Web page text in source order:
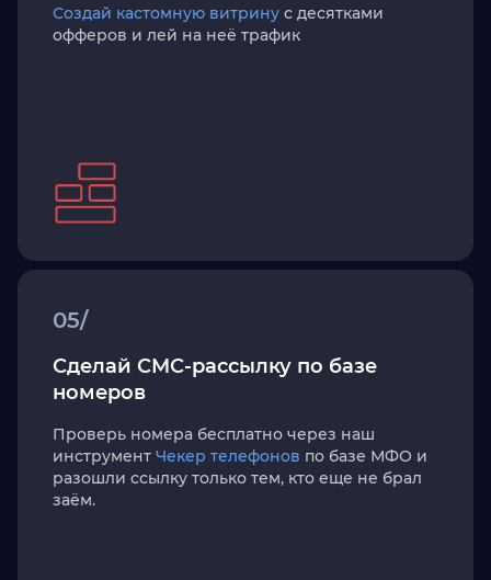
Создай кастомную витрину с десятками
офферов и лей на неё трафик
05/
Сделай СМС-рассылку по базе
номеров
Проверь номера бесплатно через наш
инструмент Чекер телефонов по базе МФО и
разошли ссылку только тем, кто еще не брал
заём.